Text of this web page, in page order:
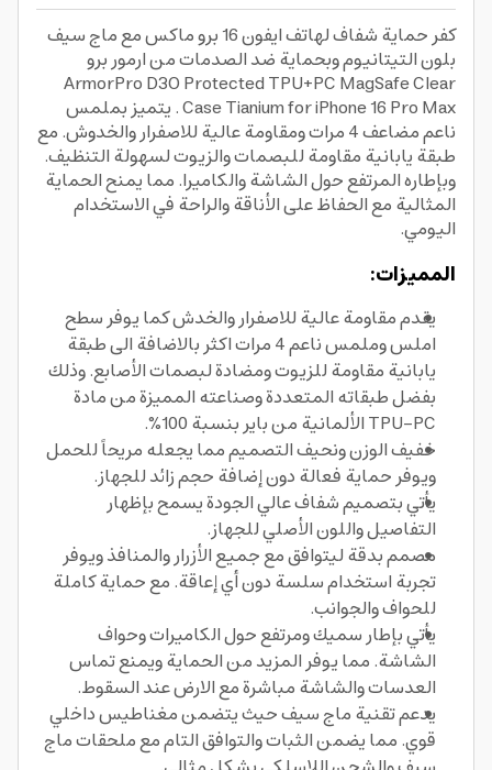
كفر حماية شفاف لهاتف ايفون 16 برو ماكس مع ماج سيف
بلون التيتانيوم وبحماية ضد الصدمات من ارمور برو
ArmorPro D3O Protected TPU+PC MagSafe Clear
Case Tianium for iPhone 16 Pro Max . يتميز بملمس
ناعم مضاعف 4 مرات ومقاومة عالية للاصفرار والخدوش. مع
طبقة يابانية مقاومة للبصمات والزيوت لسهولة التنظيف.
وبإطاره المرتفع حول الشاشة والكاميرا. مما يمنح الحماية
المثالية مع الحفاظ على الأناقة والراحة في الاستخدام
اليومي.
المميزات:
يقدم مقاومة عالية للاصفرار والخدش كما يوفر سطح
املس وملمس ناعم 4 مرات اكثر بالاضافة الى طبقة
يابانية مقاومة للزيوت ومضادة لبصمات الأصابع. وذلك
بفضل طبقاته المتعددة وصناعته المميزة من مادة
TPU-PC الألمانية من باير بنسبة 100%.
خفيف الوزن ونحيف التصميم مما يجعله مريحاً للحمل
ويوفر حماية فعالة دون إضافة حجم زائد للجهاز.
يأتي بتصميم شفاف عالي الجودة يسمح بإظهار
التفاصيل واللون الأصلي للجهاز.
مصمم بدقة ليتوافق مع جميع الأزرار والمنافذ ويوفر
تجربة استخدام سلسة دون أي إعاقة. مع حماية كاملة
للحواف والجوانب.
يأتي بإطار سميك ومرتفع حول الكاميرات وحواف
الشاشة. مما يوفر المزيد من الحماية ويمنع تماس
العدسات والشاشة مباشرة مع الارض عند السقوط.
يدعم تقنية ماج سيف حيث يتضمن مغناطيس داخلي
قوي. مما يضمن الثبات والتوافق التام مع ملحقات ماج